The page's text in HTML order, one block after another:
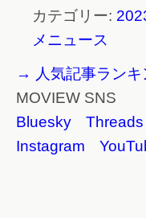
カテゴリー:
メニュース
→ 人気記事ランキ
MOVIEW SNS
Bluesky
Threads
Instagram